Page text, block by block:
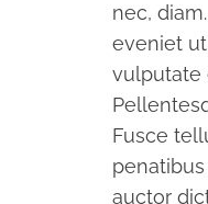
nec,
eveniet
vulputate
Fusce
auctor